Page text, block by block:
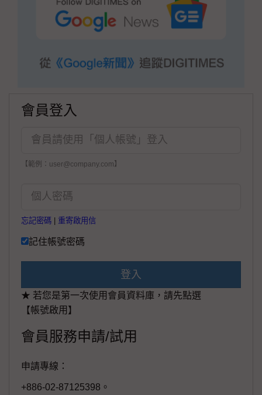
會員登入
【範例：user@company.com】
忘記密碼 重寄啟用信
記住帳號密碼
登入
★ 若您是第一次使用會員資料庫，請先點選
【帳號啟用】
會員服務申請/試用
申請專線：
+886-02-87125398。